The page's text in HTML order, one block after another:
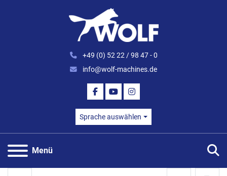
+49 (0) 52 22 / 98 47 - 0
info@wolf-machines.de
FACEBOOK
YOUTUBEINSTAGRAM
Sprache auswählen
Menü